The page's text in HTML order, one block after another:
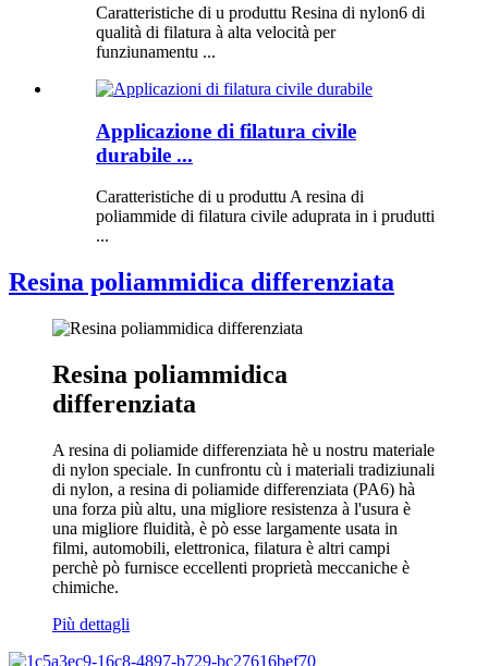
Caratteristiche di u produttu Resina di nylon6 di
qualità di filatura à alta velocità per
funziunamentu ...
Applicazione di filatura civile
durabile ...
Caratteristiche di u produttu A resina di
poliammide di filatura civile aduprata in i prudutti
...
Resina poliammidica differenziata
Resina poliammidica
differenziata
A resina di poliamide differenziata hè u nostru materiale
di nylon speciale. In cunfrontu cù i materiali tradiziunali
di nylon, a resina di poliamide differenziata (PA6) hà
una forza più altu, una migliore resistenza à l'usura è
una migliore fluidità, è pò esse largamente usata in
filmi, automobili, elettronica, filatura è altri campi
perchè pò furnisce eccellenti proprietà meccaniche è
chimiche.
Più dettagli